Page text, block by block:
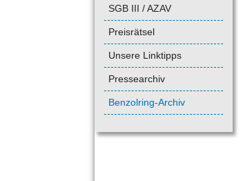
SGB III / AZAV
Preisrätsel
Unsere Linktipps
Pressearchiv
Benzolring-Archiv